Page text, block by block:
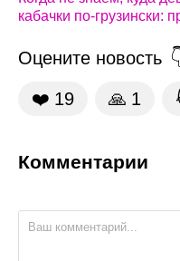
кабачки по-грузински:
Оцените новость
❤️ 19 🙏 1
Комментарии